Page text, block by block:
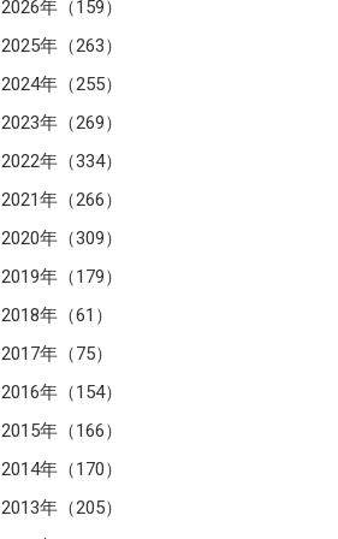
2026年（159）
2025年（263）
2024年（255）
2023年（269）
2022年（334）
2021年（266）
2020年（309）
2019年（179）
2018年（61）
2017年（75）
2016年（154）
2015年（166）
2014年（170）
2013年（205）